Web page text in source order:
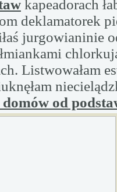
kapeadorach
deklamatorek
jurgowianinie
Listwowałam
od